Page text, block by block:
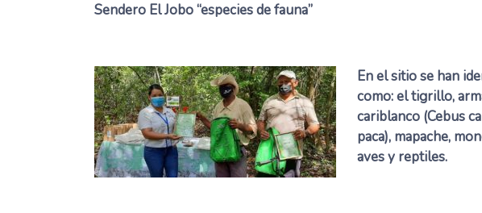
Sendero El Jobo “especies de fauna”
En el sitio se han
como: el tigrillo,
cariblanco (Cebus
paca), mapache,
aves y reptiles.